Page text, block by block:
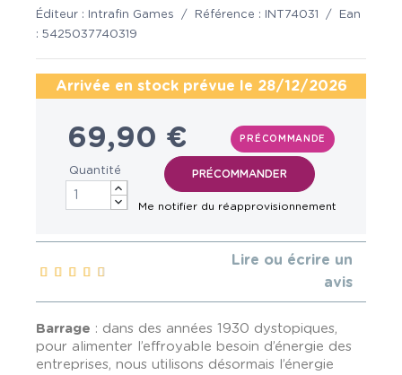
Éditeur : Intrafin Games / Référence : INT74031 /
Ean
: 5425037740319
Arrivée en stock prévue le 28/12/2026
69,90 € PRÉCOMMANDE
Quantité
Lire ou écrire un
avis
Barrage : dans des années 1930 dystopiques,
pour alimenter l’effroyable besoin d’énergie des
entreprises, nous utilisons désormais l’énergie